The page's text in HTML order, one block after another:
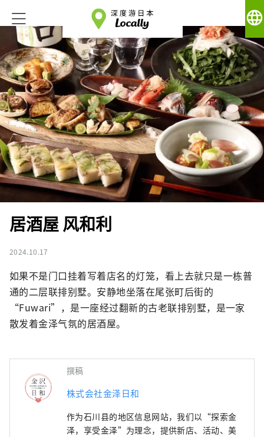
language
居酒屋 风和利
2024.10.17
如果不是门口挂着写着店名的灯笼，看上去就只是一栋普
通的二层联排别墅。安静地坐落在尾张町后街的
“Fuwari”，是一座经过翻新的古老联排别墅，是一家
散发着金泽气氛的居酒屋。
撰稿
株式会社金泽日和
作为石川县的地区信息网站，我们以“探索金
泽，享受金泽”为理念，提供新店、活动、美